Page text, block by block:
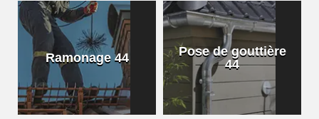
Ramonage 44
Pose de gouttière
44